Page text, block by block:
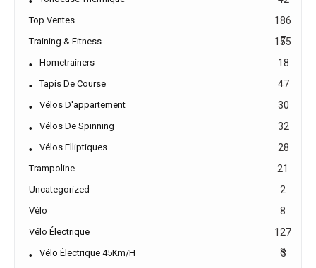
Top Ventes
186
7
Training & Fitness 155
Hometrainers 18
Tapis De Course 47
Vélos D'appartement 30
Vélos De Spinning 32
Vélos Elliptiques 28
Trampoline 21
Uncategorized 2
Vélo 8
Vélo Électrique
127
8
Vélo Électrique 45Km/h 3